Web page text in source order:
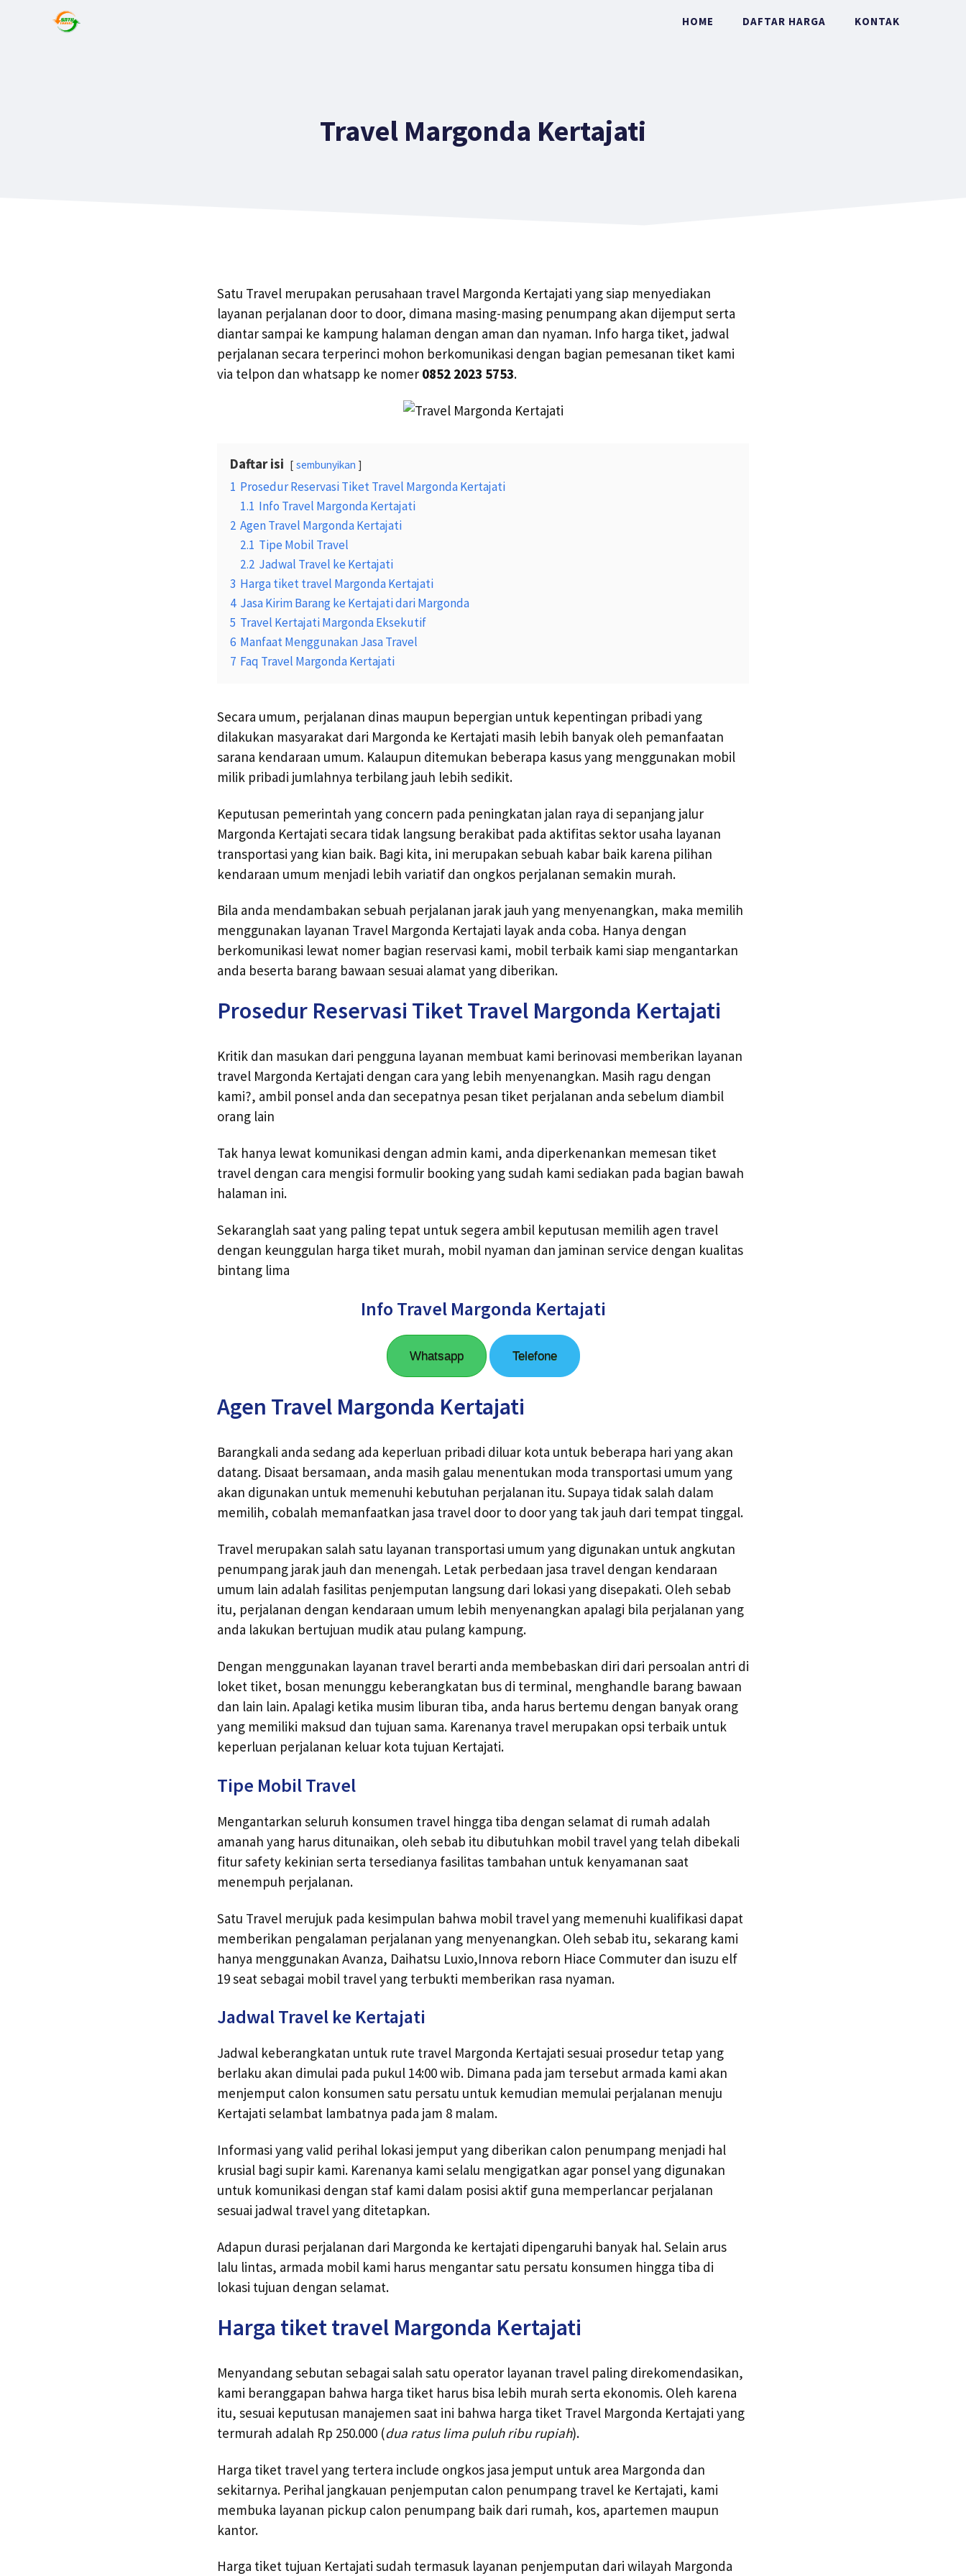
HOME DAFTAR HARGA KONTAK
Travel Margonda Kertajati
Satu Travel merupakan perusahaan travel Margonda Kertajati yang siap menyediakan
layanan perjalanan door to door, dimana masing-masing penumpang akan dijemput serta
diantar sampai ke kampung halaman dengan aman dan nyaman. Info harga tiket, jadwal
perjalanan secara terperinci mohon berkomunikasi dengan bagian pemesanan tiket kami
via telpon dan whatsapp ke nomer 0852 2023 5753.
Daftar isi sembunyikan
1 Prosedur Reservasi Tiket Travel Margonda Kertajati
1.1 Info Travel Margonda Kertajati
2 Agen Travel Margonda Kertajati
2.1 Tipe Mobil Travel
2.2 Jadwal Travel ke Kertajati
3 Harga tiket travel Margonda Kertajati
4 Jasa Kirim Barang ke Kertajati dari Margonda
5 Travel Kertajati Margonda Eksekutif
6 Manfaat Menggunakan Jasa Travel
7 Faq Travel Margonda Kertajati
Secara umum, perjalanan dinas maupun bepergian untuk kepentingan pribadi yang
dilakukan masyarakat dari Margonda ke Kertajati masih lebih banyak oleh pemanfaatan
sarana kendaraan umum. Kalaupun ditemukan beberapa kasus yang menggunakan mobil
milik pribadi jumlahnya terbilang jauh lebih sedikit.
Keputusan pemerintah yang concern pada peningkatan jalan raya di sepanjang jalur
Margonda Kertajati secara tidak langsung berakibat pada aktifitas sektor usaha layanan
transportasi yang kian baik. Bagi kita, ini merupakan sebuah kabar baik karena pilihan
kendaraan umum menjadi lebih variatif dan ongkos perjalanan semakin murah.
Bila anda mendambakan sebuah perjalanan jarak jauh yang menyenangkan, maka memilih
menggunakan layanan Travel Margonda Kertajati layak anda coba. Hanya dengan
berkomunikasi lewat nomer bagian reservasi kami, mobil terbaik kami siap mengantarkan
anda beserta barang bawaan sesuai alamat yang diberikan.
Prosedur Reservasi Tiket Travel Margonda Kertajati
Kritik dan masukan dari pengguna layanan membuat kami berinovasi memberikan layanan
travel Margonda Kertajati dengan cara yang lebih menyenangkan. Masih ragu dengan
kami?, ambil ponsel anda dan secepatnya pesan tiket perjalanan anda sebelum diambil
orang lain
Tak hanya lewat komunikasi dengan admin kami, anda diperkenankan memesan tiket
travel dengan cara mengisi formulir booking yang sudah kami sediakan pada bagian bawah
halaman ini.
Sekaranglah saat yang paling tepat untuk segera ambil keputusan memilih agen travel
dengan keunggulan harga tiket murah, mobil nyaman dan jaminan service dengan kualitas
bintang lima
Info Travel Margonda Kertajati
Whatsapp Telefone
Agen Travel Margonda Kertajati
Barangkali anda sedang ada keperluan pribadi diluar kota untuk beberapa hari yang akan
datang. Disaat bersamaan, anda masih galau menentukan moda transportasi umum yang
akan digunakan untuk memenuhi kebutuhan perjalanan itu. Supaya tidak salah dalam
memilih, cobalah memanfaatkan jasa travel door to door yang tak jauh dari tempat tinggal.
Travel merupakan salah satu layanan transportasi umum yang digunakan untuk angkutan
penumpang jarak jauh dan menengah. Letak perbedaan jasa travel dengan kendaraan
umum lain adalah fasilitas penjemputan langsung dari lokasi yang disepakati. Oleh sebab
itu, perjalanan dengan kendaraan umum lebih menyenangkan apalagi bila perjalanan yang
anda lakukan bertujuan mudik atau pulang kampung.
Dengan menggunakan layanan travel berarti anda membebaskan diri dari persoalan antri di
loket tiket, bosan menunggu keberangkatan bus di terminal, menghandle barang bawaan
dan lain lain. Apalagi ketika musim liburan tiba, anda harus bertemu dengan banyak orang
yang memiliki maksud dan tujuan sama. Karenanya travel merupakan opsi terbaik untuk
keperluan perjalanan keluar kota tujuan Kertajati.
Tipe Mobil Travel
Mengantarkan seluruh konsumen travel hingga tiba dengan selamat di rumah adalah
amanah yang harus ditunaikan, oleh sebab itu dibutuhkan mobil travel yang telah dibekali
fitur safety kekinian serta tersedianya fasilitas tambahan untuk kenyamanan saat
menempuh perjalanan.
Satu Travel merujuk pada kesimpulan bahwa mobil travel yang memenuhi kualifikasi dapat
memberikan pengalaman perjalanan yang menyenangkan. Oleh sebab itu, sekarang kami
hanya menggunakan Avanza, Daihatsu Luxio,Innova reborn Hiace Commuter dan isuzu elf
19 seat sebagai mobil travel yang terbukti memberikan rasa nyaman.
Jadwal Travel ke Kertajati
Jadwal keberangkatan untuk rute travel Margonda Kertajati sesuai prosedur tetap yang
berlaku akan dimulai pada pukul 14:00 wib. Dimana pada jam tersebut armada kami akan
menjemput calon konsumen satu persatu untuk kemudian memulai perjalanan menuju
Kertajati selambat lambatnya pada jam 8 malam.
Informasi yang valid perihal lokasi jemput yang diberikan calon penumpang menjadi hal
krusial bagi supir kami. Karenanya kami selalu mengigatkan agar ponsel yang digunakan
untuk komunikasi dengan staf kami dalam posisi aktif guna memperlancar perjalanan
sesuai jadwal travel yang ditetapkan.
Adapun durasi perjalanan dari Margonda ke kertajati dipengaruhi banyak hal. Selain arus
lalu lintas, armada mobil kami harus mengantar satu persatu konsumen hingga tiba di
lokasi tujuan dengan selamat.
Harga tiket travel Margonda Kertajati
Menyandang sebutan sebagai salah satu operator layanan travel paling direkomendasikan,
kami beranggapan bahwa harga tiket harus bisa lebih murah serta ekonomis. Oleh karena
itu, sesuai keputusan manajemen saat ini bahwa harga tiket Travel Margonda Kertajati yang
termurah adalah Rp 250.000 (dua ratus lima puluh ribu rupiah).
Harga tiket travel yang tertera include ongkos jasa jemput untuk area Margonda dan
sekitarnya. Perihal jangkauan penjemputan calon penumpang travel ke Kertajati, kami
membuka layanan pickup calon penumpang baik dari rumah, kos, apartemen maupun
kantor.
Harga tiket tujuan Kertajati sudah termasuk layanan penjemputan dari wilayah Margonda